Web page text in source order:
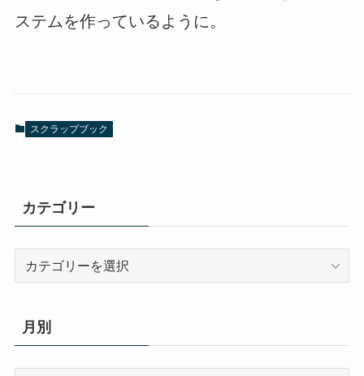
ステムを作っているように。
スクラップブック
カテゴリー
リ
ー
月別